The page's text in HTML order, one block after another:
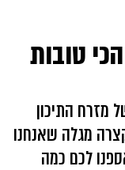
טובות
מזרח התיכון
מגלה שאנחנו
לכם כמה